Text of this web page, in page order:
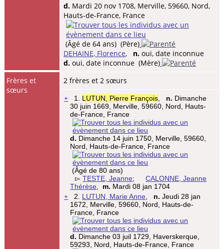
d. Mardi 20 nov 1708, Merville, 59660, Nord,
Hauts-de-France, France
(Âgé de 64 ans) (Père)
DEHAINE, Florence, n. oui, date inconnue
d. oui, date inconnue (Mère)
Frères et
sœurs
2 frères et 2 sœurs
+
1. LUTUN, Pierre François n. Dimanche
30 juin 1669, Merville, 59660, Nord, Hauts-
de-France, France
d. Dimanche 14 juin 1750, Merville, 59660,
Nord, Hauts-de-France, France
(Âgé de 80 ans)
▻TESTE, Jeanne;
CALONNE, Jeanne
Thérèse
m. Mardi 08 jan 1704
+ 2. LUTUN, Marie Anne n. Jeudi 28 jan
1672, Merville, 59660, Nord, Hauts-de-
France, France
d. Dimanche 03 juil 1729, Haverskerque,
59293, Nord, Hauts-de-France, France